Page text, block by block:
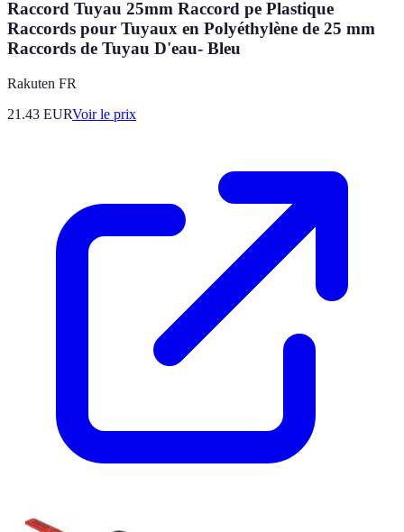
Raccord Tuyau 25mm Raccord pe Plastique
Raccords pour Tuyaux en Polyéthylène de 25 mm
Raccords de Tuyau D'eau- Bleu
Rakuten FR
21.43 EURVoir le prix